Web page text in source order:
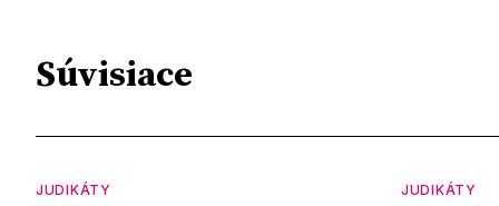
Súvisiace
JUDIKÁTY JUDIKÁTY